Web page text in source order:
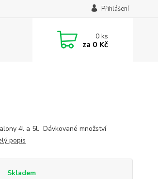
Přihlášení
0ks
za 0 Kč
4l a 5l. Dávkované množství
popis
Skladem